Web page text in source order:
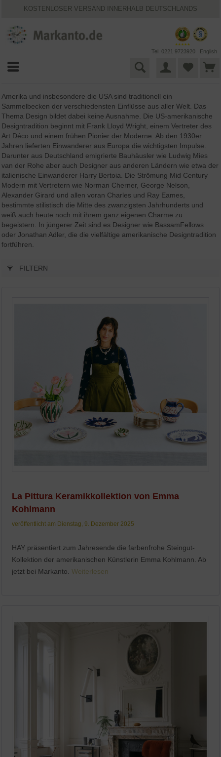
KOSTENLOSER VERSAND INNERHALB DEUTSCHLANDS
30 TAGE WIDERRUFSRECHT
BESTPRICE-GARANTIE
25 JAHRE MARKANTO
Tel. 0221 9723920 English
Amerika und insbesondere die USA sind traditionell ein
Sammelbecken der verschiedensten Einflüsse aus aller Welt. Das
Thema Design bildet dabei keine Ausnahme. Die US-amerikanische
Designtradition beginnt mit Frank Lloyd Wright, einem Vertreter des
Art Déco und einem frühen Pionier der Moderne. Ab den 1930er
Jahren lieferten Einwanderer aus Europa die wichtigsten Impulse.
Darunter aus Deutschland emigrierte Bauhäusler wie Ludwig Mies
van der Rohe aber auch Designer aus anderen Ländern wie etwa der
italienische Einwanderer Harry Bertoia. Die Strömung Mid Century
Modern mit Vertretern wie Norman Cherner, George Nelson,
Alexander Girard und allen voran Charles und Ray Eames,
bestimmte stilistisch die Mitte des zwanzigsten Jahrhunderts und
weiß auch heute noch mit ihrem ganz eigenen Charme zu
begeistern. In jüngerer Zeit sind es Designer wie BassamFellows
oder Jonathan Adler, die die vielfältige amerikanische Designtradition
fortführen.
FILTERN
La Pittura Keramikkollektion von Emma
Kohlmann
veröffentlicht am Dienstag, 9. Dezember 2025
HAY präsentiert zum Jahresende die farbenfrohe Steingut-
Kollektion der amerikanischen Künstlerin Emma Kohlmann. Ab
jetzt bei Markanto.Weiterlesen